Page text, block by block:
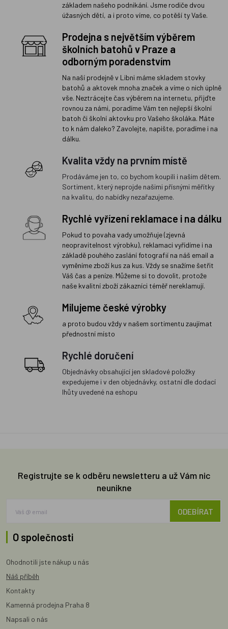
základem našeho podnikání. Jsme rodiče dvou
úžasných dětí, a i proto víme, co potěší ty Vaše.
Prodejna s největším výběrem
školních batohů v Praze a
odborným poradenstvím
Na naší prodejně v Libni máme skladem stovky
batohů a aktovek mnoha značek a víme o nich úplně
vše. Neztrácejte čas výběrem na internetu, přijďte
rovnou za námi, poradíme Vám ten nejlepší školní
batoh či školní aktovku pro Vašeho školáka. Máte
to k nám daleko? Zavolejte, napište, poradíme i na
dálku.
Kvalita vždy na prvním místě
Prodáváme jen to, co bychom koupili i našim dětem.
Sortiment, který neprojde našimi přísnými měřítky
na kvalitu, do nabídky nezařazujeme.
Rychlé vyřízení reklamace i na dálku
Pokud to povaha vady umožňuje (zjevná
neopravitelnost výrobku), reklamaci vyřídíme i na
základě pouhého zaslání fotografií na náš email a
vyměníme zboží kus za kus. Vždy se snažíme šetřit
Váš čas a peníze. Můžeme si to dovolit, protože
naše kvalitní zboží zákazníci téměř nereklamují.
Milujeme české výrobky
a proto budou vždy v našem sortimentu zaujímat
přednostní místo
Rychlé doručení
Objednávky obsahující jen skladové položky
expedujeme i v den objednávky, ostatní dle dodací
lhůty uvedené na eshopu
Registrujte se k odběru newsletteru a už Vám nic
neunikne
ODEBÍRAT
O společnosti
Ohodnotili jste nákup u nás
Náš příběh
Kontakty
Kamenná prodejna Praha 8
Napsali o nás